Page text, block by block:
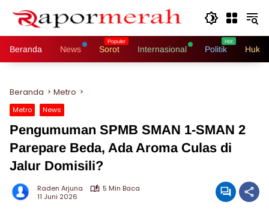
Beranda News Sorot Internasional Politik
Beranda Metro
Metro News
Pengumuman SPMB SMAN 1-SMAN 2
Parepare Beda, Ada Aroma Culas di
Jalur Domisili?
Raden Arjuna
5 Min Baca
11 Juni 2026